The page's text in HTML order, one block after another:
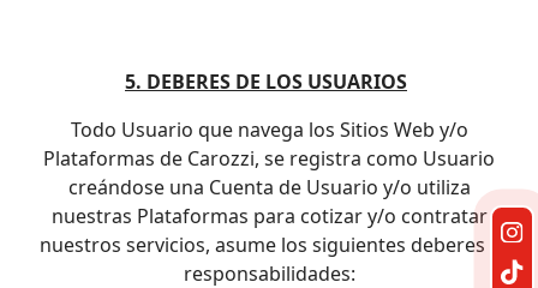
5. DEBERES DE LOS USUARIOS
Todo Usuario que navega los Sitios Web y/o
Plataformas de Carozzi, se registra como Usuario
creándose una Cuenta de Usuario y/o utiliza
nuestras Plataformas para cotizar y/o contratar
nuestros servicios, asume los siguientes deberes y
responsabilidades: